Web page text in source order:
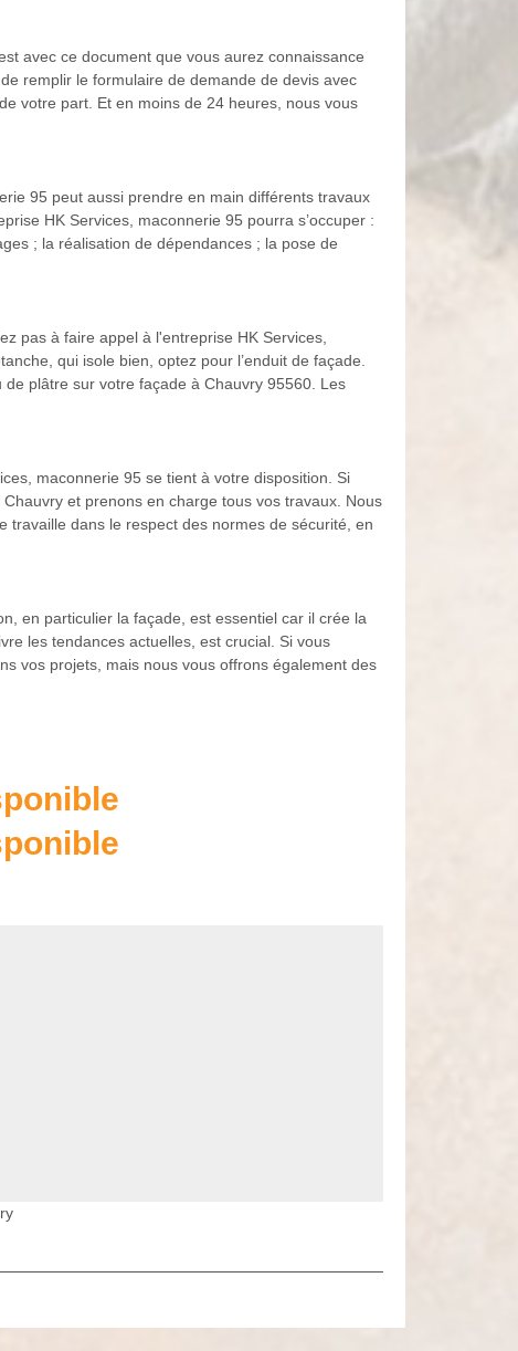
avec ce document que vous aurez connaissance
remplir le formulaire de demande de devis avec
votre part. Et en moins de 24 heures, nous vous
95 peut aussi prendre en main différents travaux
HK Services, maconnerie 95 pourra s’occuper :
; la réalisation de dépendances ; la pose de
pas à faire appel à l'entreprise HK Services,
qui isole bien, optez pour l’enduit de façade.
plâtre sur votre façade à Chauvry 95560. Les
maconnerie 95 se tient à votre disposition. Si
et prenons en charge tous vos travaux. Nous
dans le respect des normes de sécurité, en
en particulier la façade, est essentiel car il crée la
les tendances actuelles, est crucial. Si vous
vos projets, mais nous vous offrons également des